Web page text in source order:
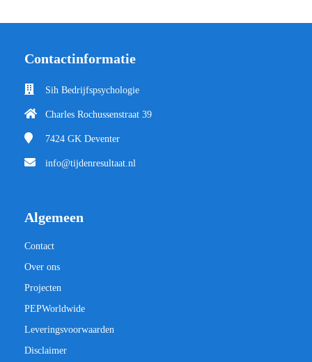
Contactinformatie
Sih Bedrijfspsychologie
Charles Rochussenstraat 39
7424 GK Deventer
info@tijdenresultaat.nl
Algemeen
Contact
Over ons
Projecten
PEPWorldwide
Leveringsvoorwaarden
Disclaimer